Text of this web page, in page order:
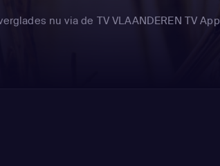
nu via de TV VLAANDEREN TV App